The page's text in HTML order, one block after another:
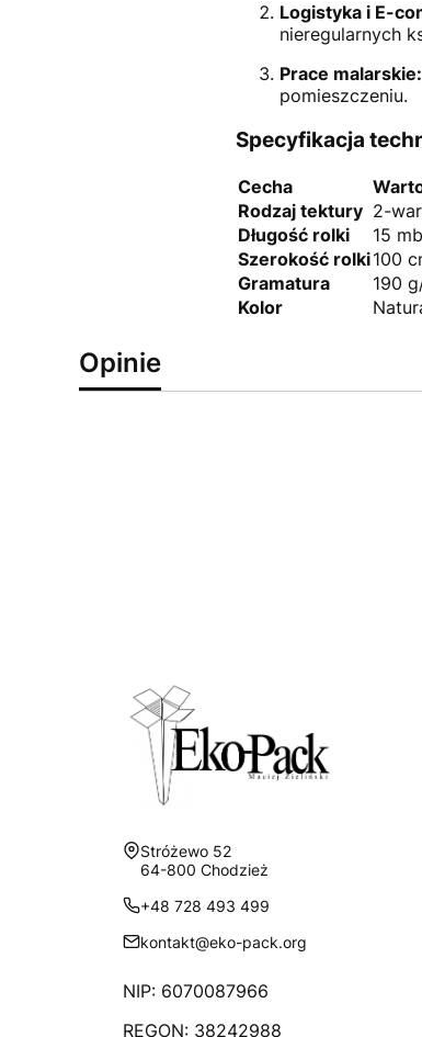
Logistyka i E-
nieregularnych
Prace malarskie:
pomieszczeniu.
Specyfikacja
Cecha
Rodzaj tektury 2-
Długość rolki
15 mb
Szerokość rolki100
Gramatura
190
Kolor
Opinie
Adres:
Stróżewo 52
64-800 Chodzież
+48 728 493 499
kontakt@eko-pack.org
NIP: 6070087966
REGON: 38242988